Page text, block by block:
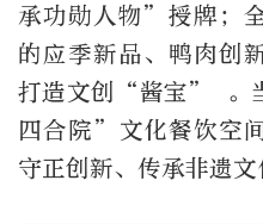
承功勋人物”授牌；
的应季新品、鸭肉创
打造文创“酱宝” 。
四合院”文化餐饮空
守正创新、传承非遗文